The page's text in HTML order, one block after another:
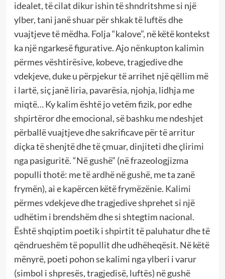
idealet, të cilat dikur ishin të shndritshme si një
ylber, tani janë shuar për shkak të luftës dhe
vuajtjeve të mëdha. Folja “kalove”, në këtë kontekst
ka një ngarkesë figurative. Ajo nënkupton kalimin
përmes vështirësive, kobeve, tragjedive dhe
vdekjeve, duke u përpjekur të arrihet një qëllim më
i lartë, siç janë liria, pavarësia, njohja, lidhja me
miqtë… Ky kalim është jo vetëm fizik, por edhe
shpirtëror dhe emocional, së bashku me ndeshjet
përballë vuajtjeve dhe sakrificave për të arritur
diçka të shenjtë dhe të çmuar, dinjiteti dhe çlirimi
nga pasiguritë. “Në gushë” (në frazeologjizma
populli thotë: me të ardhë në gushë, me ta zanë
frymën), ai e kapërcen këtë frymëzënie. Kalimi
përmes vdekjeve dhe tragjedive shprehet si një
udhëtim i brendshëm dhe si shtegtim nacional.
Është shqiptim poetik i shpirtit të paluhatur dhe të
qëndrueshëm të popullit dhe udhëheqësit. Në këtë
mënyrë, poeti pohon se kalimi nga ylberi i varur
(simbol i shpresës, tragjedisë, luftës) në gushë